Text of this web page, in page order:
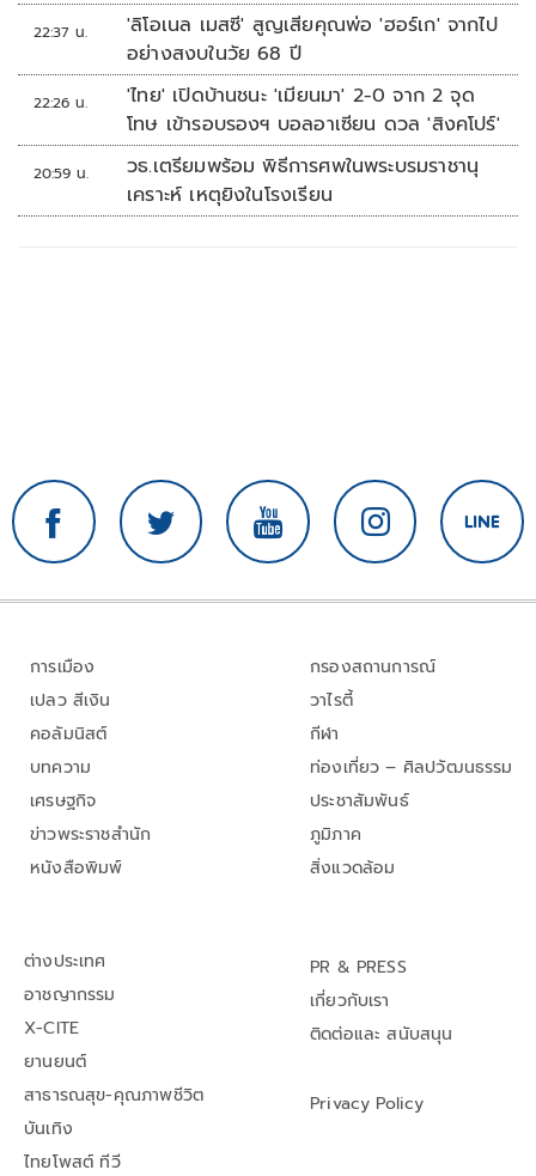
22:37 น.
'ลิโอเนล เมสซี' สูญเสียคุณพ่อ 'ฮอร์เก' จากไป
อย่างสงบในวัย 68 ปี
22:26 น.
'ไทย' เปิดบ้านชนะ 'เมียนมา' 2-0 จาก 2 จุด
โทษ เข้ารอบรองฯ บอลอาเซียน ดวล 'สิงคโปร์'
20:59 น.
วธ.เตรียมพร้อม พิธีการศพในพระบรมราชานุ
เคราะห์ เหตุยิงในโรงเรียน
การเมือง
เปลว สีเงิน
คอลัมนิสต์
บทความ
เศรษฐกิจ
ข่าวพระราชสำนัก
หนังสือพิมพ์
กรองสถานการณ์
วาไรตี้
กีฬา
ท่องเที่ยว – ศิลปวัฒนธรรม
ประชาสัมพันธ์
ภูมิภาค
สิ่งแวดล้อม
ต่างประเทศ
อาชญากรรม
X-CITE
ยานยนต์
สาธารณสุข-คุณภาพชีวิต
บันเทิง
ไทยโพสต์ ทีวี
PR & PRESS
เกี่ยวกับเรา
ติดต่อและ สนับสนุน
Privacy Policy